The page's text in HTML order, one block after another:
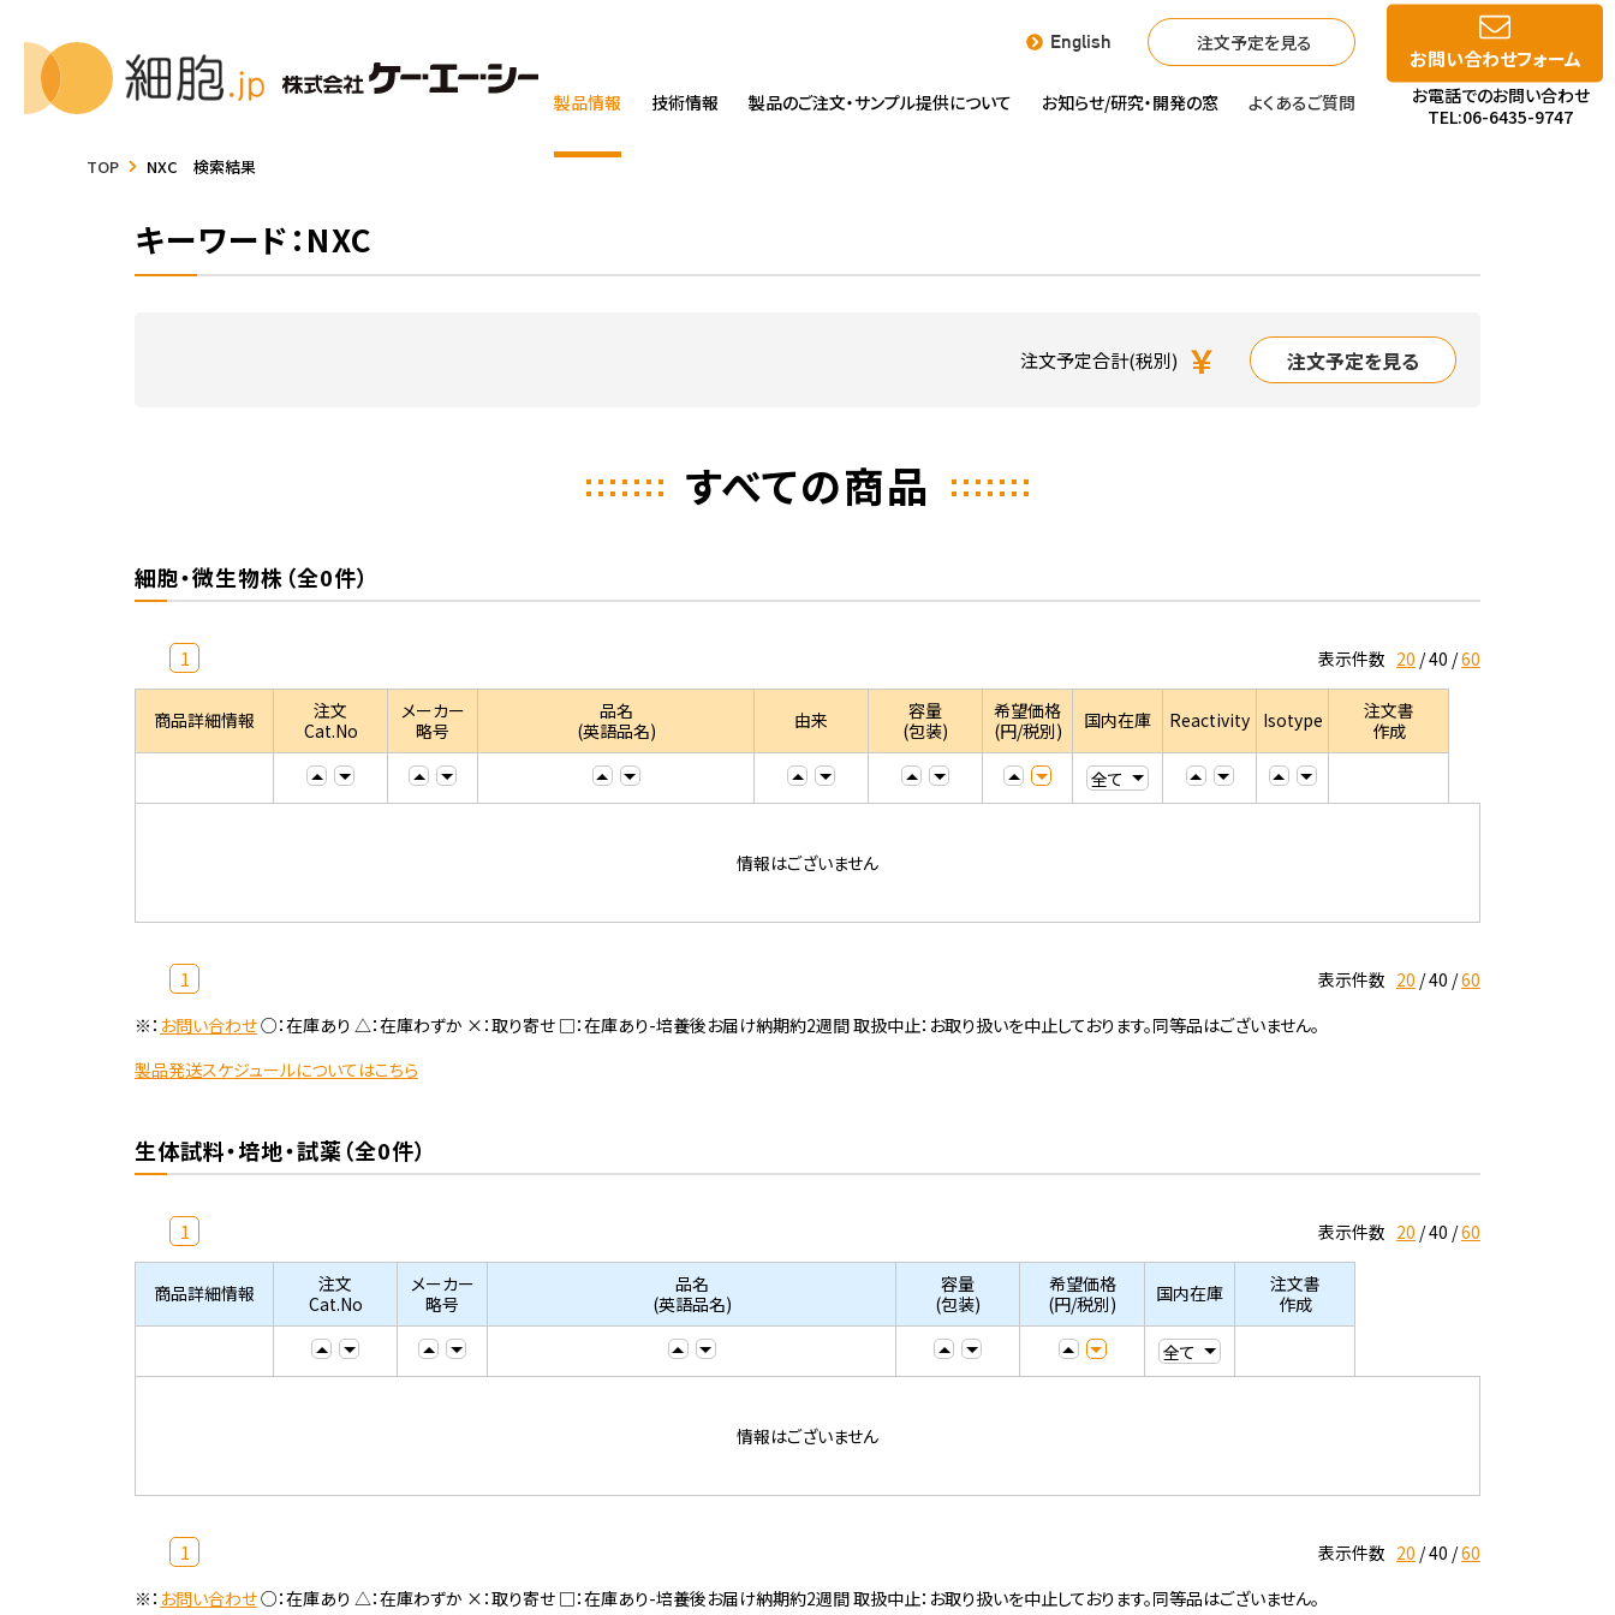
English 注文予定を見る
製品情報 技術情報 製品のご注文・サンプル提供について お知らせ/研究・開発の窓 よくあるご質問
お問い合わせフォーム
お電話でのお問い合わせ
TEL:06-6435-9747
TOP NXC 検索結果
キーワード：NXC
注文予定合計(税別) ￥ 注文予定を見る
すべての商品
細胞・微生物株（全0件）
1 表示件数 20 40 60
商品詳細情報
注文
Cat.No
メーカー
略号
品名
(英語品名)
由来
容量
(包装)
希望価格
(円/税別)
国内在庫 Reactivity Isotype
注文書
作成
情報はございません
1 表示件数 20 40 60
※： お問い合わせ○：在庫あり △：在庫わずか ×：取り寄せ □：在庫あり-培養後お届け納期約2週間 取扱中止：お取り扱いを中止しております。同等品はございません。
製品発送スケジュールについてはこちら
生体試料・培地・試薬（全0件）
1 表示件数 20 40 60
商品詳細情報
注文
Cat.No
メーカー
略号
品名
(英語品名)
容量
(包装)
希望価格
(円/税別)
国内在庫
注文書
作成
情報はございません
1 表示件数 20 40 60
※： お問い合わせ○：在庫あり △：在庫わずか ×：取り寄せ □：在庫あり-培養後お届け納期約2週間 取扱中止：お取り扱いを中止しております。同等品はございません。